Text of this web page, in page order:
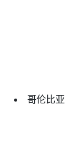
哥伦比亚